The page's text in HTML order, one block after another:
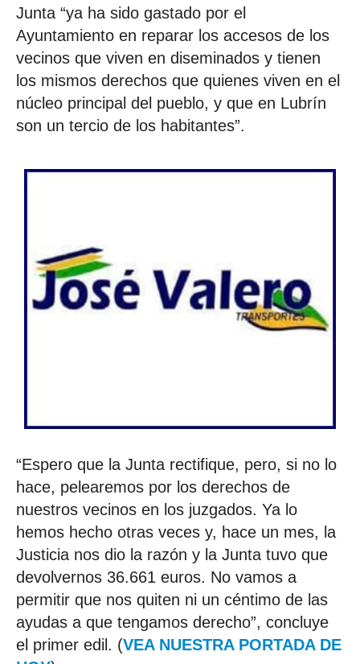
Junta “ya ha sido gastado por el
Ayuntamiento en reparar los accesos de los
vecinos que viven en diseminados y tienen
los mismos derechos que quienes viven en el
núcleo principal del pueblo, y que en Lubrín
son un tercio de los habitantes”.
“Espero que la Junta rectifique, pero, si no lo
hace, pelearemos por los derechos de
nuestros vecinos en los juzgados. Ya lo
hemos hecho otras veces y, hace un mes, la
Justicia nos dio la razón y la Junta tuvo que
devolvernos 36.661 euros. No vamos a
permitir que nos quiten ni un céntimo de las
ayudas a que tengamos derecho”, concluye
el primer edil. (VEA NUESTRA PORTADA DE